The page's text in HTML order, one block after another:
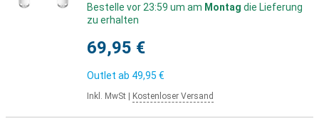
Bestelle vor 23:59 um am Montag die Lieferung
zu erhalten
69,95 €
Outlet ab 49,95 €
Inkl. MwSt Kostenloser Versand